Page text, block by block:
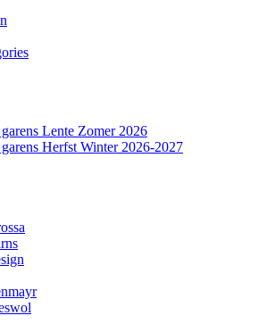
Lente Zomer 2026
Herfst Winter 2026-2027